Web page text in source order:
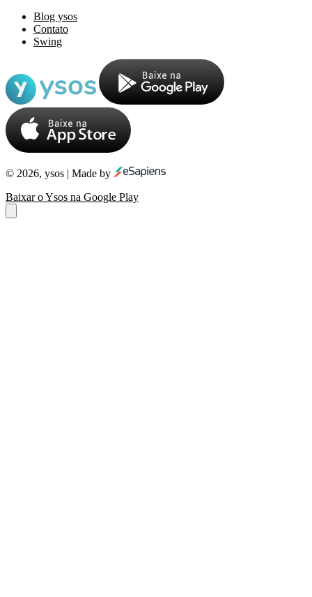
Blog ysos
Contato
Swing
© 2026, ysos | Made by
Baixar o Ysos na Google Play